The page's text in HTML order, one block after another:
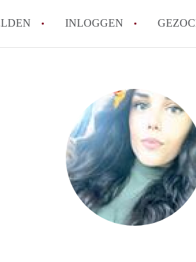
INLOGGEN
Wat is de Wet
Amsterdam?
Wat zijn de
Hoe vind je een
Wat zijn de
Kan je beter een
Alle veelgestelde